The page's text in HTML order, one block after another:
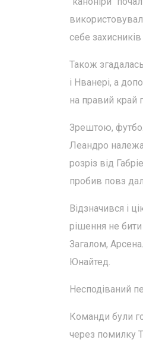
себе
Також
і Нванері, а
на правий край
Зрештою,
Леандро
розріз від
пробив повз
Відзначився і
рішення не
Загалом,
Юнайтед.
Несподіваний
Команди були
через помилку